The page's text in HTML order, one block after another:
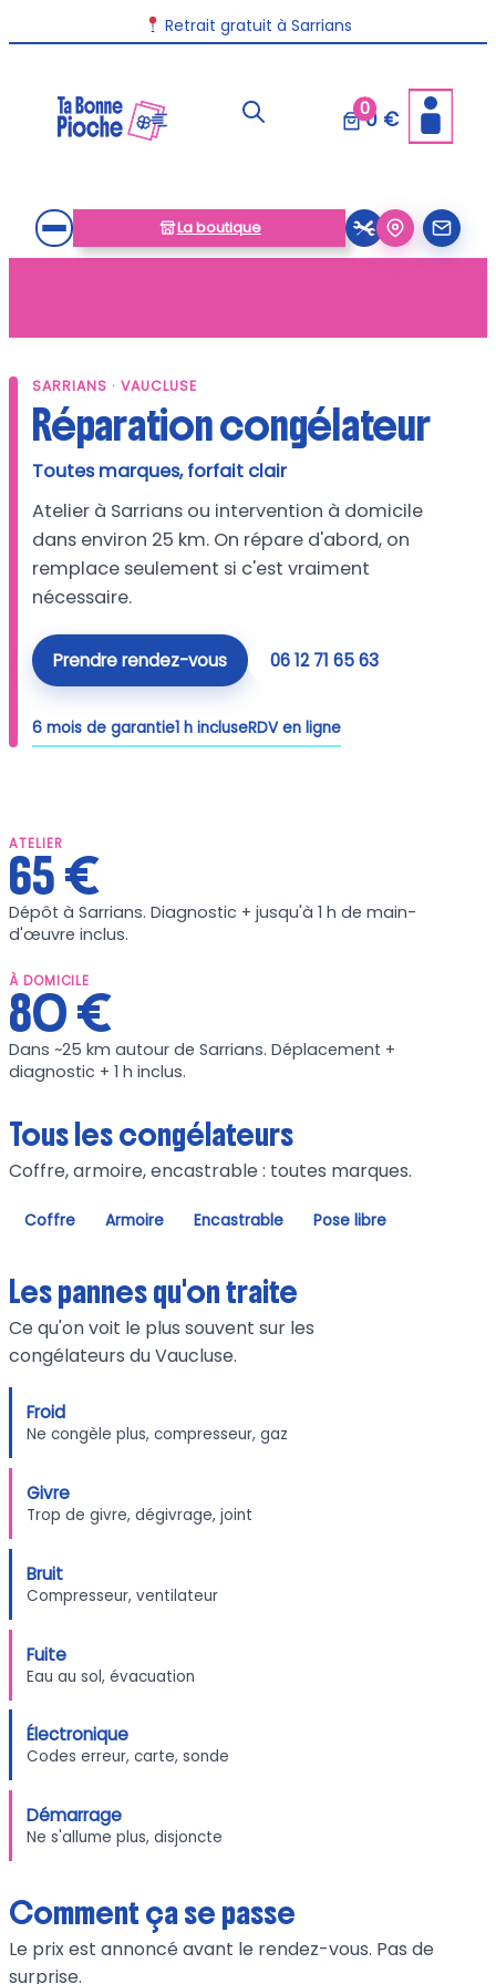
au
Retrait gratuit à Sarrians
Livraison disponible dans toute la France
00 €
La boutique
SARRIANS · VAUCLUSE
Réparation congélateur
Toutes marques, forfait clair
Atelier à Sarrians ou intervention à domicile
dans environ 25 km. On répare d'abord, on
remplace seulement si c'est vraiment
nécessaire.
Prendre rendez-vous 06 12 71 65 63
6 mois de garantie1 h incluseRDV en ligne
ATELIER
65 €
Dépôt à Sarrians. Diagnostic + jusqu'à 1 h de main-
d'œuvre inclus.
À DOMICILE
80 €
Dans ~25 km autour de Sarrians. Déplacement +
diagnostic + 1 h inclus.
Tous les congélateurs
Coffre, armoire, encastrable : toutes marques.
Coffre Armoire Encastrable Pose libre
Les pannes qu'on traite
Ce qu'on voit le plus souvent sur les
congélateurs du Vaucluse.
Froid
Ne congèle plus, compresseur, gaz
Givre
Trop de givre, dégivrage, joint
Bruit
Compresseur, ventilateur
Fuite
Eau au sol, évacuation
Électronique
Codes erreur, carte, sonde
Démarrage
Ne s'allume plus, disjoncte
Comment ça se passe
Le prix est annoncé avant le rendez-vous. Pas de
surprise.